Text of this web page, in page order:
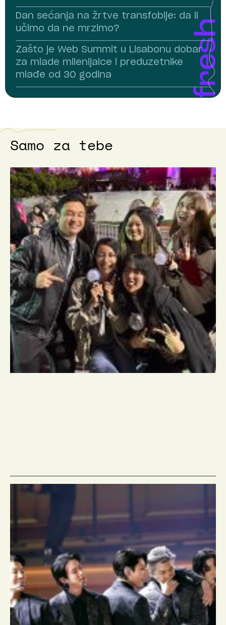
Dan sećanja na žrtve transfobije: da li
učimo da ne mrzimo?
Zašto je Web Summit u Lisabonu dobar
za mlade milenijalce i preduzetnike
mlađe od 30 godina
Samo za tebe